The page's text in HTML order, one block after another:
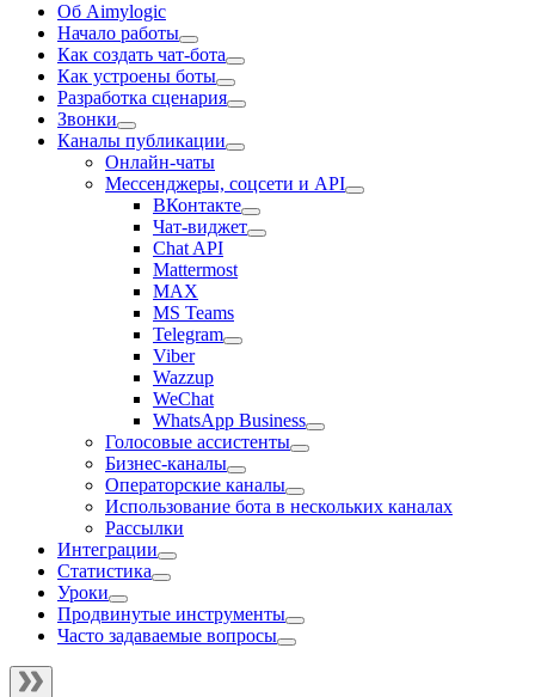
Об Aimylogic
Начало работы
Как создать чат-бота
Как устроены боты
Разработка сценария
Звонки
Каналы публикации
Онлайн-чаты
Мессенджеры, соцсети и API
ВКонтакте
Чат-виджет
Chat API
Mattermost
MAX
MS Teams
Telegram
Viber
Wazzup
WeChat
WhatsApp Business
Голосовые ассистенты
Бизнес-каналы
Операторские каналы
Использование бота в нескольких каналах
Рассылки
Интеграции
Статистика
Уроки
Продвинутые инструменты
Часто задаваемые вопросы